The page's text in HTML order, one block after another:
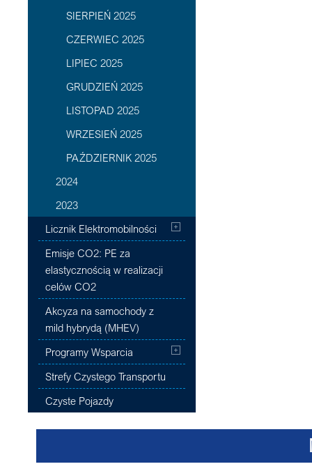
SIERPIEŃ 2025
CZERWIEC 2025
LIPIEC 2025
GRUDZIEŃ 2025
LISTOPAD 2025
WRZESIEŃ 2025
PAŹDZIERNIK 2025
2024
2023
Licznik Elektromobilności
Emisje CO2: PE za
elastycznością w realizacji
celów CO2
Akcyza na samochody z
mild hybrydą (MHEV)
Programy Wsparcia
Strefy Czystego Transportu
Czyste Pojazdy